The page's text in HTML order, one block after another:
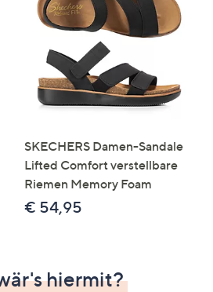
SKECHERS Damen-Sandale
Lifted Comfort verstellbare
Riemen Memory Foam
€ 54,95
hiermit?